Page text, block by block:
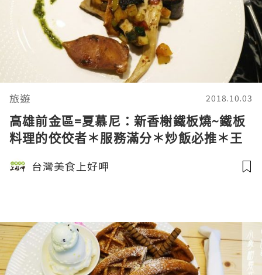
旅遊 2018.10.03
高雄前金區=夏慕尼：新香榭鐵板燒~鐵板
料理的佼佼者＊服務滿分＊炒飯必推＊王
台灣美食上好呷